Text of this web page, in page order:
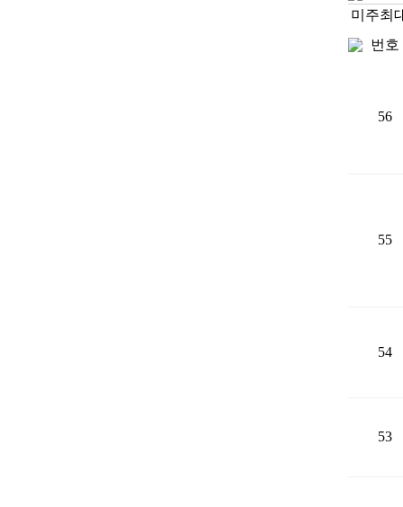
미주최
번호
56
55
54
53